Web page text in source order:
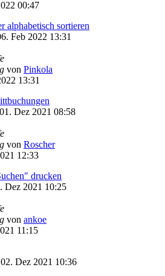
00:47
alphabetisch sortieren
Feb 2022 13:31
von Pinkola
13:31
Dez 2021 08:58
von Roscher
12:33
drucken
Dez 2021 10:25
von ankoe
11:15
Dez 2021 10:36